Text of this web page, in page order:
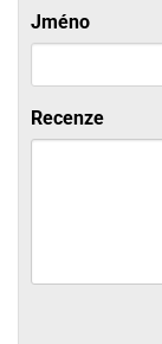
Jméno
Recenze